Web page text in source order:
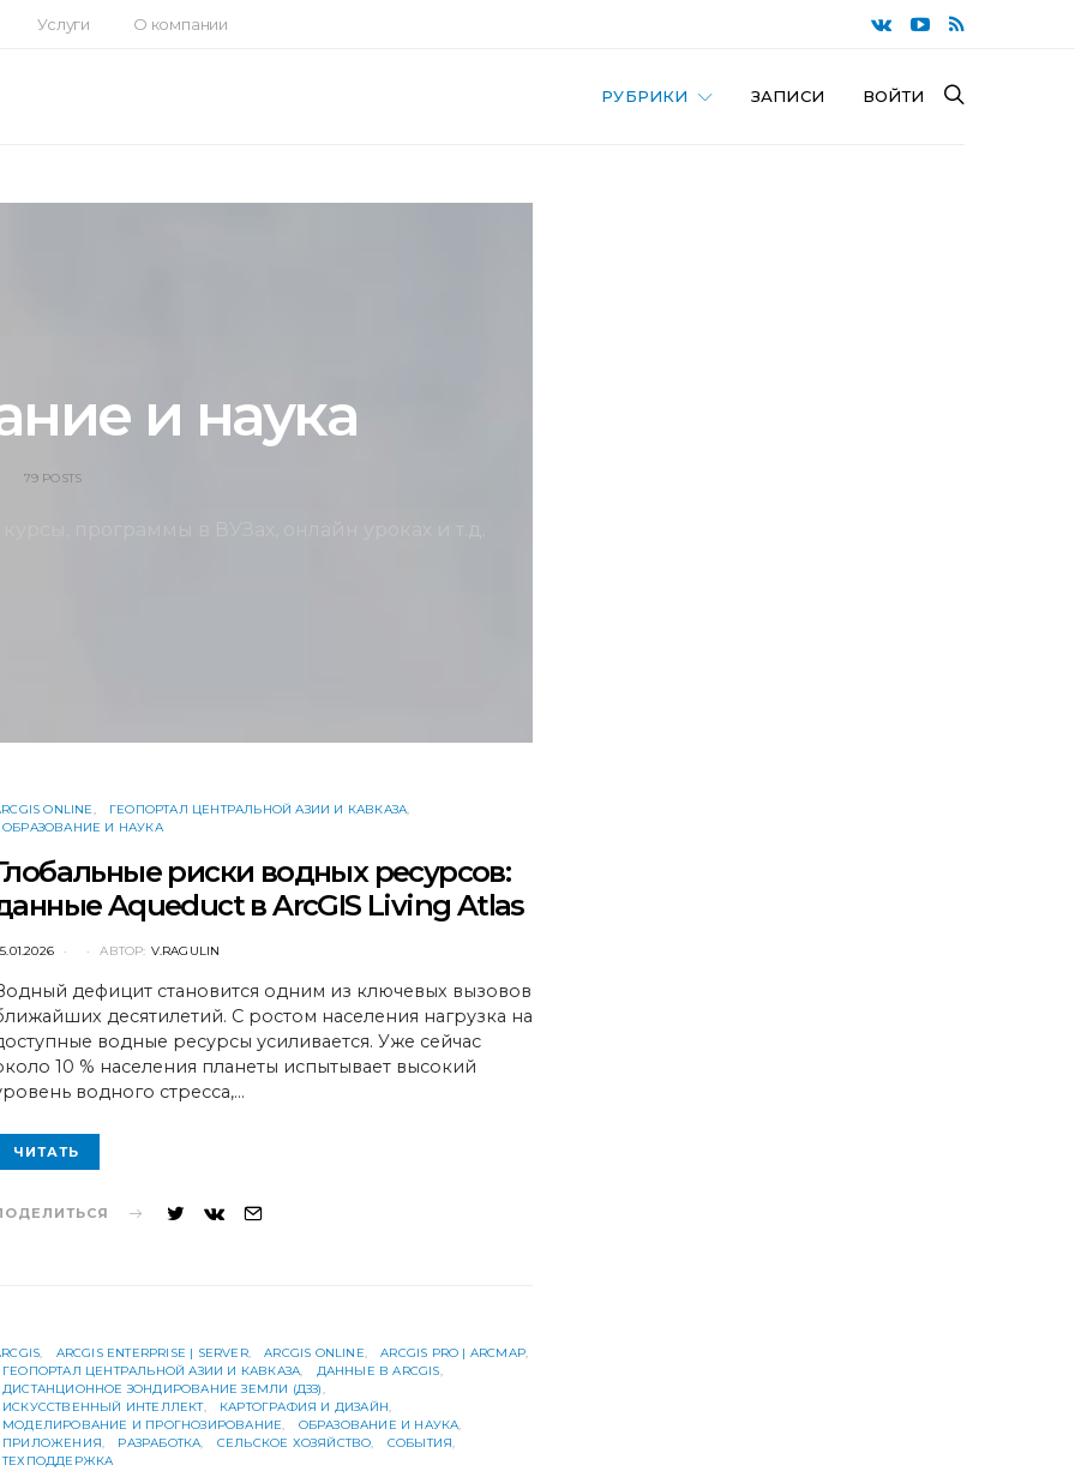
Услуги О компании
РУБРИКИ ЗАПИСИ ВОЙТИ
и наука
79 POSTS
ONLINE
ГЕОПОРТАЛ ЦЕНТРАЛЬНОЙ АЗИИ И КАВКАЗА
ОБРАЗОВАНИЕ И НАУКА
риски водных ресурсов:
Aqueduct в ArcGIS Living Atlas
АВТОР: V.RAGULIN
дефицит становится одним из ключевых вызовов
десятилетий. С ростом населения нагрузка на
водные ресурсы усиливается. Уже сейчас
10 % населения планеты испытывает высокий
водного стресса,…
ЧИТАТЬ
ARCGIS ENTERPRISE | SERVER ARCGIS ONLINE
ARCGIS PRO | ARCMAP
ГЕОПОРТАЛ ЦЕНТРАЛЬНОЙ АЗИИ И КАВКАЗА
ДАННЫЕ В ARCGIS
ДИСТАНЦИОННОЕ ЗОНДИРОВАНИЕ ЗЕМЛИ (ДЗЗ)
ИСКУССТВЕННЫЙ ИНТЕЛЛЕКТ
КАРТОГРАФИЯ И ДИЗАЙН
МОДЕЛИРОВАНИЕ И ПРОГНОЗИРОВАНИЕ
ОБРАЗОВАНИЕ И НАУКА
ПРИЛОЖЕНИЯ
РАЗРАБОТКА СЕЛЬСКОЕ ХОЗЯЙСТВО
СОБЫТИЯ
ТЕХПОДДЕРЖКА